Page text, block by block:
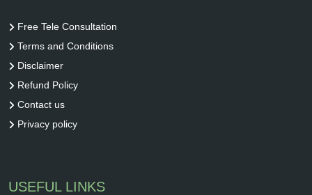
Free Tele Consultation
Terms and Conditions
Disclaimer
Refund Policy
Contact us
Privacy policy
USEFUL LINKS